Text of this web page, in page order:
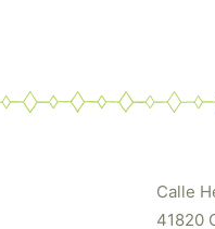
Calle
41820